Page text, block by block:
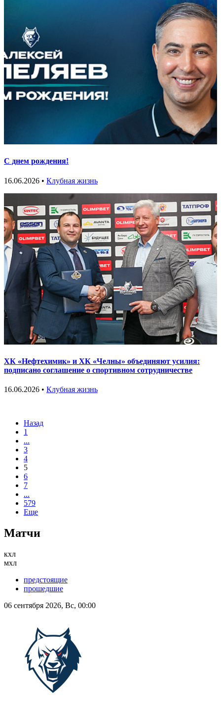
С днем рождения!
16.06.2026 • Клубная жизнь
ХК «Нефтехимик» и ХК «Челны» объединяют усилия:
подписано соглашение о спортивном сотрудничестве
16.06.2026 • Клубная жизнь
Назад
1
...
3
4
5
6
7
...
579
Еще
Матчи
кхл
мхл
предстоящие
прошедшие
06 сентября 2026, Вс, 00:00